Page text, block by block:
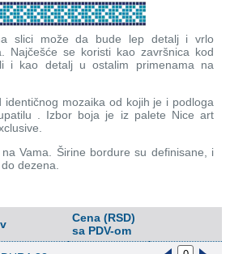
slici može da bude lep detalj i vrlo
Najčešće se koristi kao završnica kod
i kao detalj u ostalim primenama na
identičnog mozaika od kojih je i podloga
. Izbor boja je iz palete Nice art
Vama. Širine bordure su definisane, i
dezena.
Cena (RSD)
sa PDV-om